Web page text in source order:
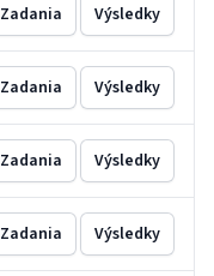
Zadania Výsledky
Zadania Výsledky
Zadania Výsledky
Zadania Výsledky